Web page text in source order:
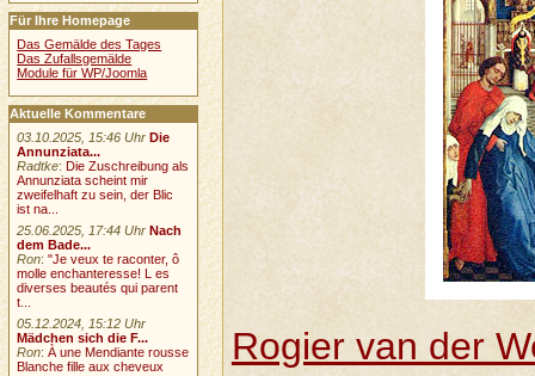
Rogier van der
Für Ihre Homepage
Das Gemälde des Tages
Das Zufallsgemälde
Module für WP/Joomla
Aktuelle Kommentare
03.10.2025, 15:46 Uhr Die
Annunziata...
Radtke: Die Zuschreibung als
Annunziata scheint mir
zweifelhaft zu sein, der Blic
ist na...
25.06.2025, 17:44 Uhr Nach
dem Bade...
Ron:"Je veux te raconter, ô
molle enchanteresse! L es
diverses beautés qui parent
t...
05.12.2024, 15:12 Uhr
Mädchen sich die F...
Ron:À une Mendiante rousse
Blanche fille aux cheveux